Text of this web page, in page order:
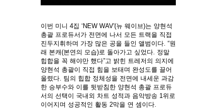
이번 미니 4집 ‘NEW WAV'(뉴 웨이브)는 양현석
총괄 프로듀서가 전면에 나서 모든 트랙을 직접
진두지휘하며 가장 많은 공을 들인 앨범이다. “원
래 본캐(본연의 모습)로 돌아가고 싶었다. 정말
힙합을 꼭 해야만 했다”고 밝힌 트레저의 의지에
양현석 총괄이 직접 힘을 보태며 완성도를 끌어
올렸다. 팀의 힙합 정체성을 전면에 내세운 과감
한 승부수와 이를 뒷받침한 양현석 총괄 프로듀
서의 선택이 국내외 차트 성적과 음악방송 1위로
이어지며 성공적인 활동 2막을 연 셈이다.